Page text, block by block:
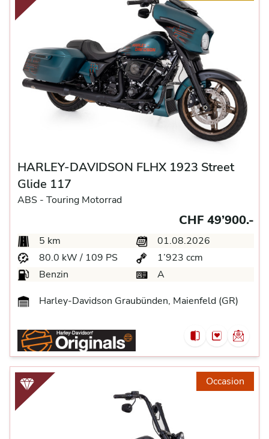
HARLEY-DAVIDSON FLHX 1923 Street
Glide 117
ABS - Touring Motorrad
CHF 49’900.-
5 km
01.08.2026
80.0 kW / 109 PS
1’923 ccm
Benzin
A
Harley-Davidson Graubünden, Maienfeld (GR)
Occasion